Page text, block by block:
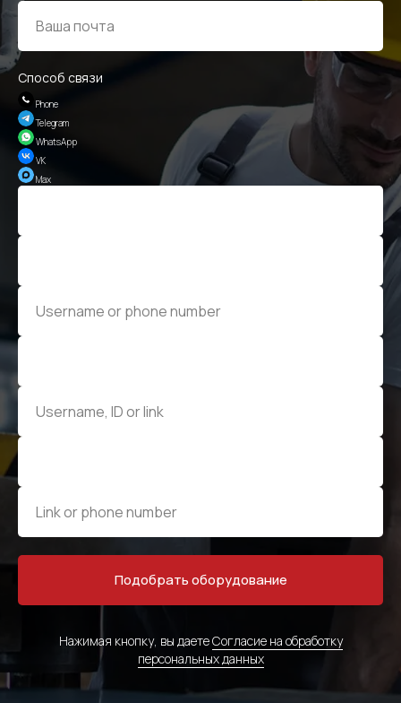
Способ связи
Phone
Telegram
WhatsApp
VK
Max
Подобрать оборудование
Нажимая кнопку, вы даетеСогласие на обработку
персональных данных